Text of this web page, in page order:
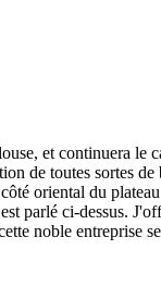
et continuera
de toutes sortes
oriental du
parlé ci-dessus.
noble entreprise